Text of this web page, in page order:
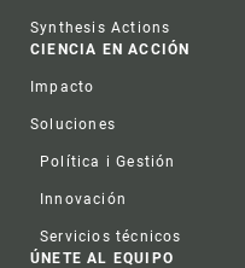
Synthesis Actions
CIENCIA EN ACCIÓN
Impacto
Soluciones
Política i Gestión
Innovación
Servicios técnicos
ÚNETE AL EQUIPO